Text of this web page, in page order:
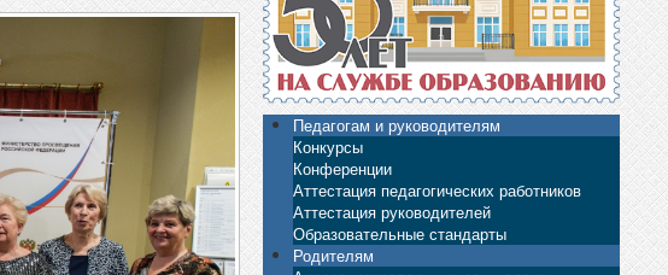
Педагогам и руководителям
Конкурсы
Конференции
Аттестация педагогических работников
Аттестация руководителей
Образовательные стандарты
Родителям